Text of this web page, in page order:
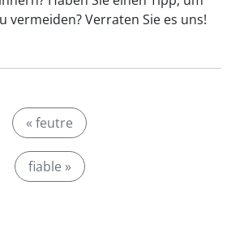
vermeiden? Verraten Sie es uns!
« feutre
fiable »